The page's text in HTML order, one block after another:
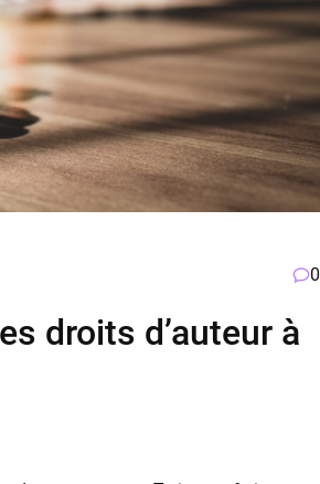
0
droits d’auteur à